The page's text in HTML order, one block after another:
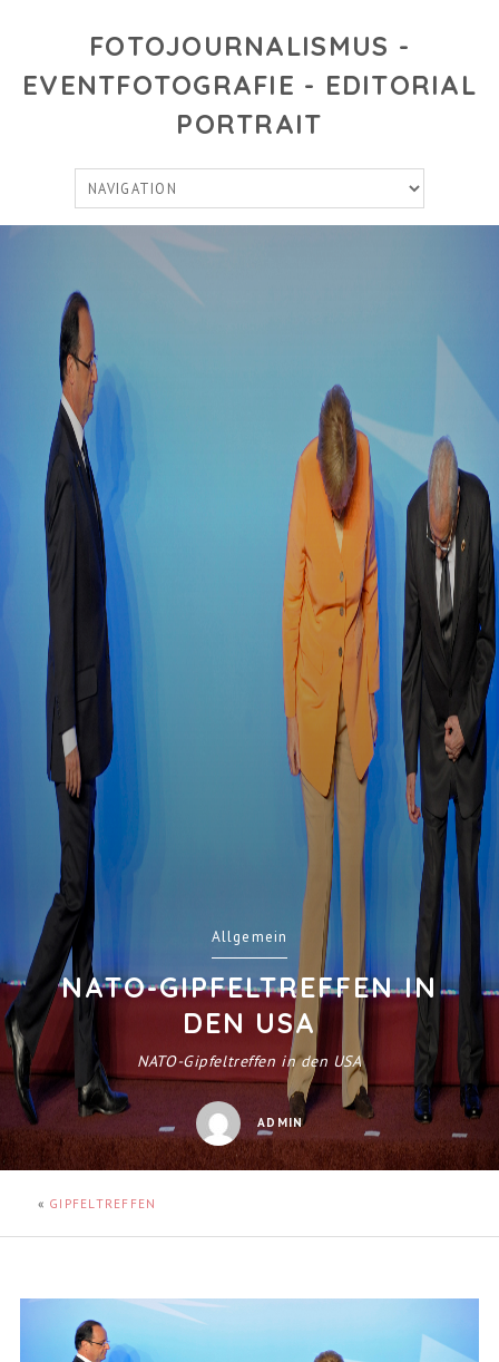
FOTOJOURNALISMUS -
EVENTFOTOGRAFIE - EDITORIAL
PORTRAIT
Allgemein
NATO-GIPFELTREFFEN IN
DEN USA
NATO-Gipfeltreffen in den USA
ADMIN
« GIPFELTREFFEN